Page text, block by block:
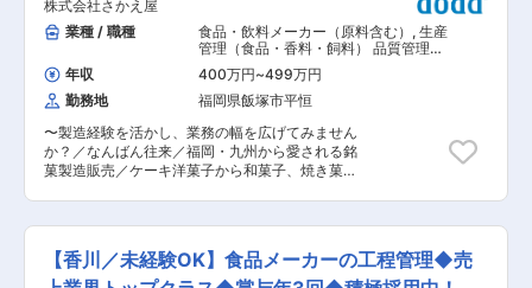
「顔の見える通販」で、お客さまの日常の食卓に
笑顔をお届けします。 ◇店鋪販売事業 当社は、
地元・敦賀市や静岡・焼津市、北海道・紋別市な
ど各地で店舗販売事業を展開しています。強み
は、実店舗でしか出合えない鮮度・味・サイズを
備えた商品を、販売員が提案するエンターテイン
メント性。非日常の楽しさを、お客さまに提供し
ています。 ◇飲食店事業 飲食事業では、リーズ
ナブルでクオリティの高い海鮮料理を提供する4
直接仕入れ、徹底した鮮度管理、多彩なメニュー
展開でいつ訪れても家族で楽しめる店舗を目指し
場の拡張を見越し製造技術職の柱となる方の採用
に至りました。 ■仕事内容 ・生産ラインのオペ
レーション ・工程管理 ・商品の検品や目視検査
・生産ライン・機械設備の改善提案 等 ■本ポジ
ションについて 生産ラインは自動化が進んでいる
ため、まずはスムーズな稼働管理からお任せしま
す。将来的には、設備メンテナンス、ライン停止
時の復旧対応、より効率的な稼働に向けた改善提
案などにも、徐々に携わっていただく予定です。
■はたらく環境 ・夜勤はなく、ワークライフバラ
ンスを整えやすいです。 ・平均勤続年数：14.8年
率100% ◎平均残業月12時間、寮や社宅、家賃補
助などの福利厚生もしっかりと整っています。 ■
株式会社さかえ屋
業種 / 職種
食品・飲料メーカー（原料含む） , 生産
管理（食品・香料・飼料） 品質管理
（食品・香料・飼料）
年収 400万円~499万円
勤務地
福岡県飯塚市平恒
〜製造経験を活かし、業務の幅を広げてみません
か？／なんばん往来／福岡・九州から愛される銘
菓製造販売／ケーキ洋菓子から和菓子、焼き菓子
やロス削減などの改善を進める現場支援型ポジシ
ョンです。 品質・生産管理の知識を活かし、仲間
をフォローしながら工場全体をより良くしていく
役割を担います。 ■業務概要： ・整理／整頓／
【香川／未経験OK】食品メーカーの工程管理◆売